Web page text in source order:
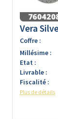
Vera
Coffre :
Millésime :
Etat :
Livrable :
Fiscalité :
Plus de détails